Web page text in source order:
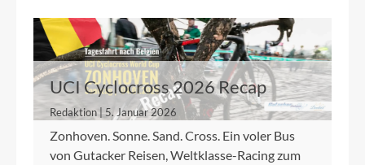
UCI Cyclocross 2026 Recap
Redaktion | 5. Januar 2026
Zonhoven. Sonne. Sand. Cross. Ein voler Bus
von Gutacker Reisen, Weltklasse-Racing zum